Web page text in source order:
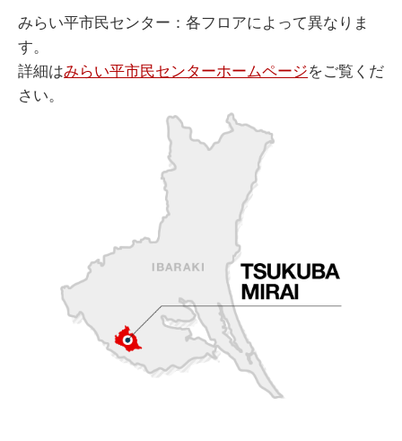
みらい平市民センター：各フロアによって異なりま
す。
詳細はみらい平市民センターホームページをご覧くだ
さい。